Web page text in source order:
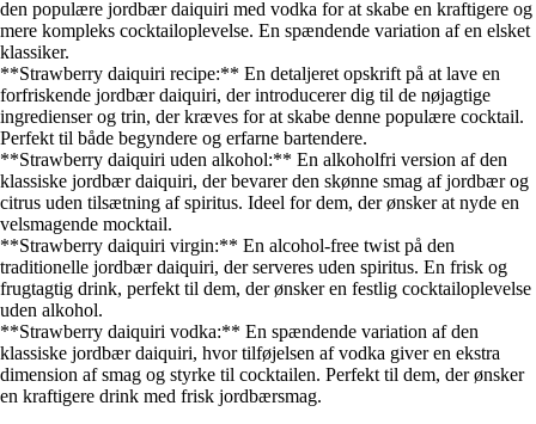
den populære jordbær daiquiri med vodka for at skabe en kraftigere og
mere kompleks cocktailoplevelse. En spændende variation af en elsket
klassiker.
**Strawberry daiquiri recipe:** En detaljeret opskrift på at lave en
forfriskende jordbær daiquiri, der introducerer dig til de nøjagtige
ingredienser og trin, der kræves for at skabe denne populære cocktail.
Perfekt til både begyndere og erfarne bartendere.
**Strawberry daiquiri uden alkohol:** En alkoholfri version af den
klassiske jordbær daiquiri, der bevarer den skønne smag af jordbær og
citrus uden tilsætning af spiritus. Ideel for dem, der ønsker at nyde en
velsmagende mocktail.
**Strawberry daiquiri virgin:** En alcohol-free twist på den
traditionelle jordbær daiquiri, der serveres uden spiritus. En frisk og
frugtagtig drink, perfekt til dem, der ønsker en festlig cocktailoplevelse
uden alkohol.
**Strawberry daiquiri vodka:** En spændende variation af den
klassiske jordbær daiquiri, hvor tilføjelsen af vodka giver en ekstra
dimension af smag og styrke til cocktailen. Perfekt til dem, der ønsker
en kraftigere drink med frisk jordbærsmag.